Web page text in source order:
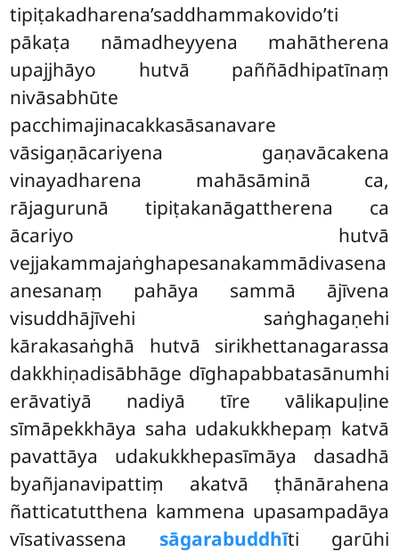
tipiṭakadharena’saddhammakovido’ti
pākaṭa nāmadheyyena mahātherena
upajjhāyo hutvā paññādhipatīnaṃ
nivāsabhūte
pacchimajinacakkasāsanavare
vāsigaṇācariyena gaṇavācakena
vinayadharena mahāsāminā ca,
rājagurunā tipiṭakanāgattherena ca
ācariyo hutvā
vejjakammajaṅghapesanakammādivasena
anesanaṃ pahāya sammā ājīvena
visuddhājīvehi saṅghagaṇehi
kārakasaṅghā hutvā sirikhettanagarassa
dakkhiṇadisābhāge dīghapabbatasānumhi
erāvatiyā nadiyā tīre vālikapuḷine
sīmāpekkhāya saha udakukkhepaṃ katvā
pavattāya udakukkhepasīmāya dasadhā
byañjanavipattiṃ akatvā ṭhānārahena
ñatticatutthena kammena upasampadāya
vīsativassena sāgarabuddhīti garūhi